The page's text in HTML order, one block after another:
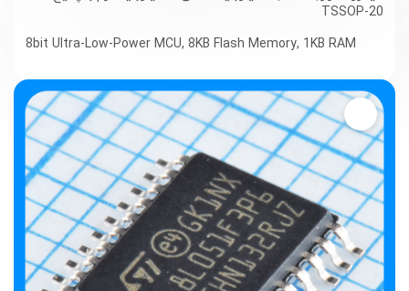
TSSOP-20
8bit Ultra-Low-Power MCU, 8KB Flash Memory, 1KB RAM